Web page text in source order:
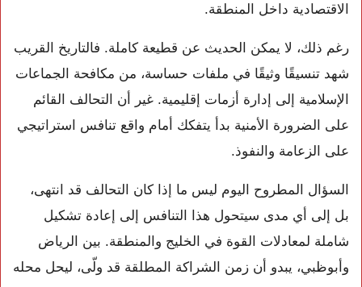
الاقتصادية داخل المنطقة.
رغم ذلك، لا يمكن الحديث عن قطيعة كاملة. فالتاريخ القريب
شهد تنسيقًا وثيقًا في ملفات حساسة، من مكافحة الجماعات
الإسلامية إلى إدارة أزمات إقليمية. غير أن التحالف القائم
على الضرورة الأمنية بدأ يتفكك أمام واقع تنافس استراتيجي
على الزعامة والنفوذ.
السؤال المطروح اليوم ليس ما إذا كان التحالف قد انتهى،
بل إلى أي مدى سيتحول هذا التنافس إلى إعادة تشكيل
شاملة لمعادلات القوة في الخليج والمنطقة. بين الرياض
وأبوظبي، يبدو أن زمن الشراكة المطلقة قد ولّى، ليحل محله